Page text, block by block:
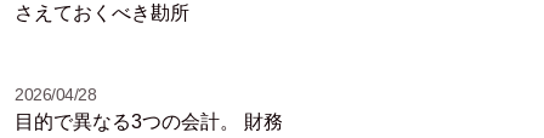
さえておくべき勘所
2026/04/28
目的で異なる3つの会計。 財務